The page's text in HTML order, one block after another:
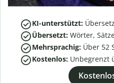
KI-unterstützt:
Übersetzt: Wörter,
Mehrsprachig: Über 52
Kostenlos: Unbegrenzt